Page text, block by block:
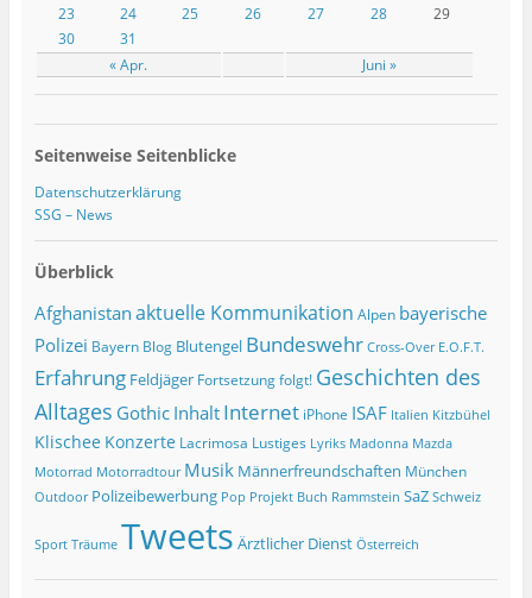
« Apr. Juni »
23
24 25 26 27 28
29
30
31
Seitenweise Seitenblicke
Datenschutzerklärung
SSG – News
Überblick
Afghanistanaktuelle Kommunikation Alpen bayerische
Polizei Bayern Blog Blutengel Bundeswehr Cross-Over E.O.F.T.
Erfahrung Feldjäger Fortsetzung folgt! Geschichten des
Alltages Gothic Inhalt Internet iPhone ISAF Italien Kitzbühel
Klischee Konzerte Lacrimosa Lustiges Lyriks Madonna Mazda
Motorrad Motorradtour Musik Männerfreundschaften München
Outdoor Polizeibewerbung Pop Projekt Buch Rammstein SaZ Schweiz
Sport Träume Tweets Ärztlicher Dienst Österreich